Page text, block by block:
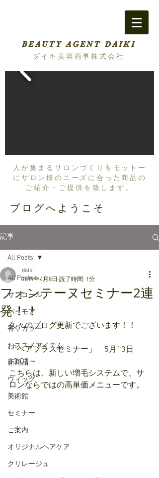
BEAUTY AGENT DAIKI
ダイキ美容商事株式会社
人が集まるサロンづくりをモットー
にサロン様のニーズに合った商品の
ご紹介・ご提供を致します。
ブログへようこそ
記事
All Posts
サンコール
パイモア
香草カラー
おススメアイテム
新商品
ウィッグ
美術館
セミナー
ご案内
オリジナルヘアケア
クリレージュ
All Posts
フォンテーヌセミナー2連
発！！
daiki
2019年4月8日 読了時間: 1分
久々のブログ更新でございます！！
「ヘアプラスセミナー」　5月13日
13:00～
こちらは、新しい増毛システムで、サ
ロンならではの高単価メニューです。